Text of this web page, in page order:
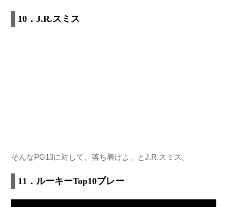
10．J.R.スミス
そんなPG13に対して、落ち着けよ、とJ.R.スミス。
11．ルーキーTop10プレー